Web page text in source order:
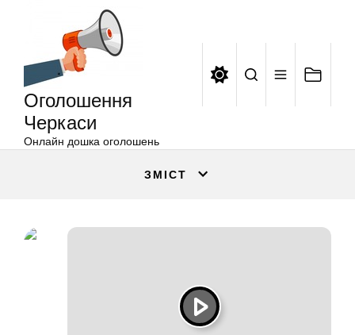
Оголошення
Черкаси
Онлайн дошка оголошень
ЗМІСТ